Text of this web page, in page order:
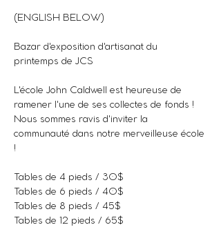
(ENGLISH BELOW)
Bazar d'exposition d'artisanat du
printemps de JCS
L'école John Caldwell est heureuse de
ramener l'une de ses collectes de fonds !
Nous sommes ravis d'inviter la
communauté dans notre merveilleuse école
!
Tables de 4 pieds / 30$
Tables de 6 pieds / 40$
Tables de 8 pieds / 45$
Tables de 12 pieds / 65$